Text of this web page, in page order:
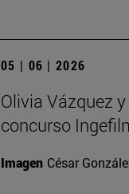
05 | 06 | 2026
Olivia Vázquez
concurso
Imagen César